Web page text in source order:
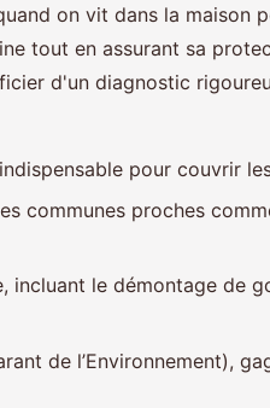
on vit dans la maison
tout en assurant sa
d'un diagnostic
pour couvrir
communes proches
incluant le démontage de
de l’Environnement),